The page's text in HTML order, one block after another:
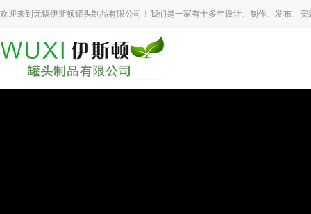
欢迎来到无锡伊斯顿罐头制品有限公司！我们是一家有十多年设计、制作、发布、